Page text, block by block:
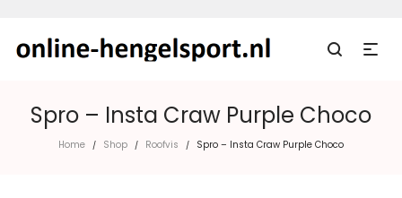
Spro – Insta Craw Purple Choco
Home / Shop / Roofvis / Spro – Insta Craw Purple Choco